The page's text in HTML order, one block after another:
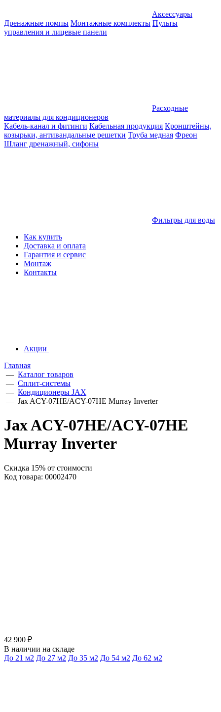
Аксессуары
Дренажные помпы Монтажные комплекты Пульты
управления и лицевые панели
Расходные
материалы для кондиционеров
Кабель-канал и фитинги Кабельная продукция Кронштейны,
козырьки, антивандальные решетки Труба медная Фреон
Шланг дренажный, сифоны
Фильтры для воды
Как купить
Доставка и оплата
Гарантия и сервис
Монтаж
Контакты
Акции
Главная
— Каталог товаров
— Сплит-системы
— Кондиционеры JAX
— Jax ACY-07HE/ACY-07HE Murray Inverter
Jax ACY-07HE/ACY-07HE
Murray Inverter
Скидка 15% от стоимости
Код товара: 00002470
42 900 ₽
В наличии на складе
До 21 м2 До 27 м2 До 35 м2 До 54 м2 До 62 м2